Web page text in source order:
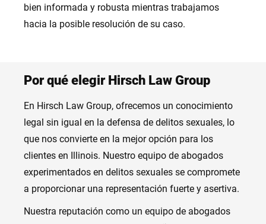
bien informada y robusta mientras trabajamos
hacia la posible resolución de su caso.
Por qué elegir Hirsch Law Group
En Hirsch Law Group, ofrecemos un conocimiento
legal sin igual en la defensa de delitos sexuales, lo
que nos convierte en la mejor opción para los
clientes en Illinois. Nuestro equipo de abogados
experimentados en delitos sexuales se compromete
a proporcionar una representación fuerte y asertiva.
Nuestra reputación como un equipo de abogados